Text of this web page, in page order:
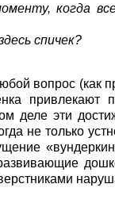
когда
спичек?
вопрос (как
деле эти
не только